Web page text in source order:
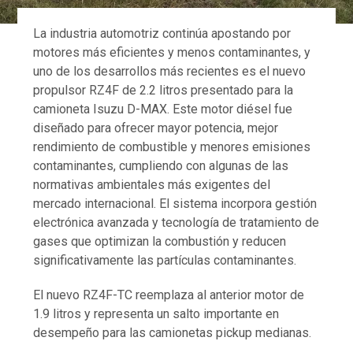
La industria automotriz continúa apostando por
motores más eficientes y menos contaminantes, y
uno de los desarrollos más recientes es el nuevo
propulsor RZ4F de 2.2 litros presentado para la
camioneta Isuzu D-MAX. Este motor diésel fue
diseñado para ofrecer mayor potencia, mejor
rendimiento de combustible y menores emisiones
contaminantes, cumpliendo con algunas de las
normativas ambientales más exigentes del
mercado internacional. El sistema incorpora gestión
electrónica avanzada y tecnología de tratamiento de
gases que optimizan la combustión y reducen
significativamente las partículas contaminantes.
El nuevo RZ4F-TC reemplaza al anterior motor de
1.9 litros y representa un salto importante en
desempeño para las camionetas pickup medianas.